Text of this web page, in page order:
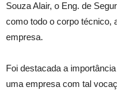
Souza Alair, o Eng. de
como todo o corpo técnico,
empresa.
Foi destacada a
uma empresa com tal